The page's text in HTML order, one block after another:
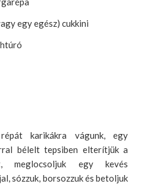
egy egész) cukkini
karikákra vágunk, egy
bélelt tepsiben elterítjük a
meglocsoljuk egy kevés
sózzuk, borsozzuk és betoljuk